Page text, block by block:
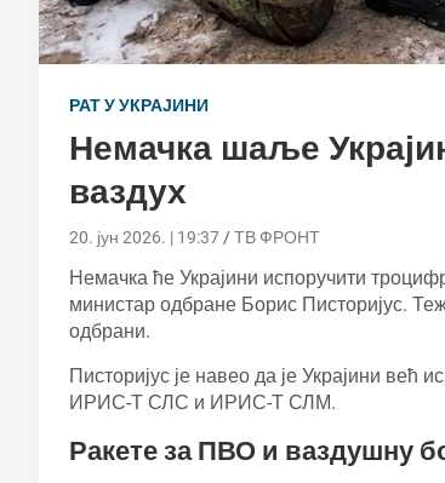
РАТ У УКРАЈИНИ
Немачка шаље
ваздух
20. јун 2026. | 19:37 ТВ ФРОНТ
Немачка ће Украјини испоручити
министар одбране Борис Писторијус.
одбрани.
Писторијус је навео да је Украјини већ
ИРИС-Т СЛС и ИРИС-Т СЛМ.
Ракете за ПВО и ваздушну